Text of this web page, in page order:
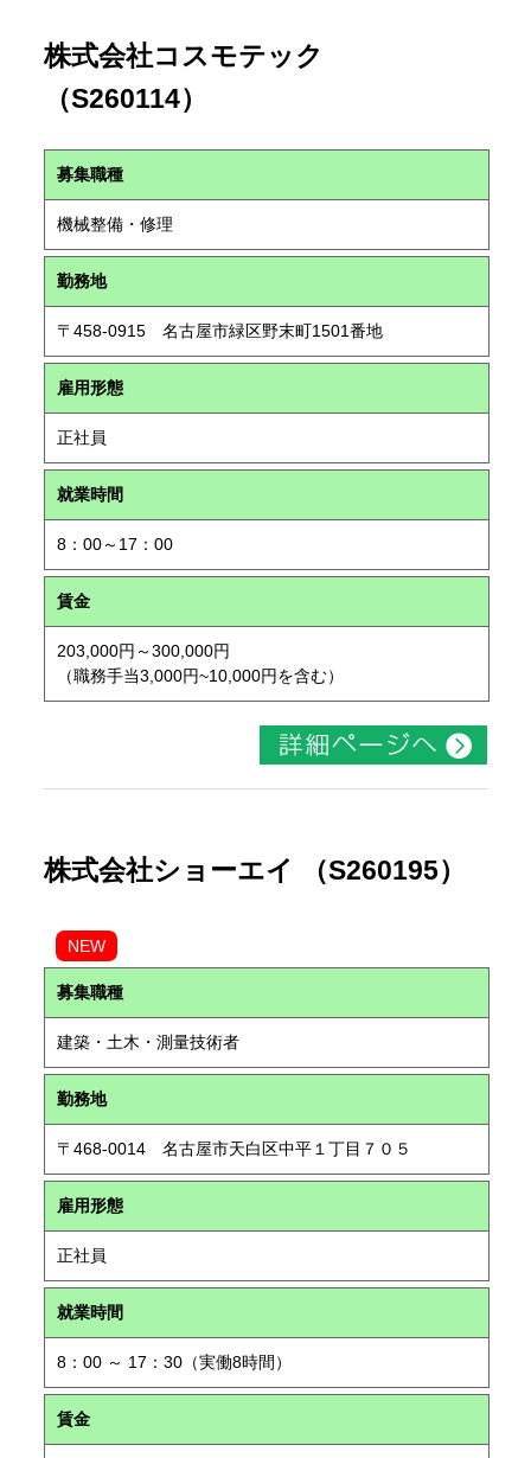
株式会社コスモテック
（S260114）
募集職種
機械整備・修理
勤務地
〒458-0915 名古屋市緑区野末町1501番地
雇用形態
正社員
就業時間
8：00～17：00
賃金
203,000円～300,000円
（職務手当3,000円~10,000円を含む）
株式会社ショーエイ （S260195）
NEW
募集職種
建築・土木・測量技術者
勤務地
〒468-0014 名古屋市天白区中平１丁目７０５
雇用形態
正社員
就業時間
8：00 ～ 17：30（実働8時間）
賃金